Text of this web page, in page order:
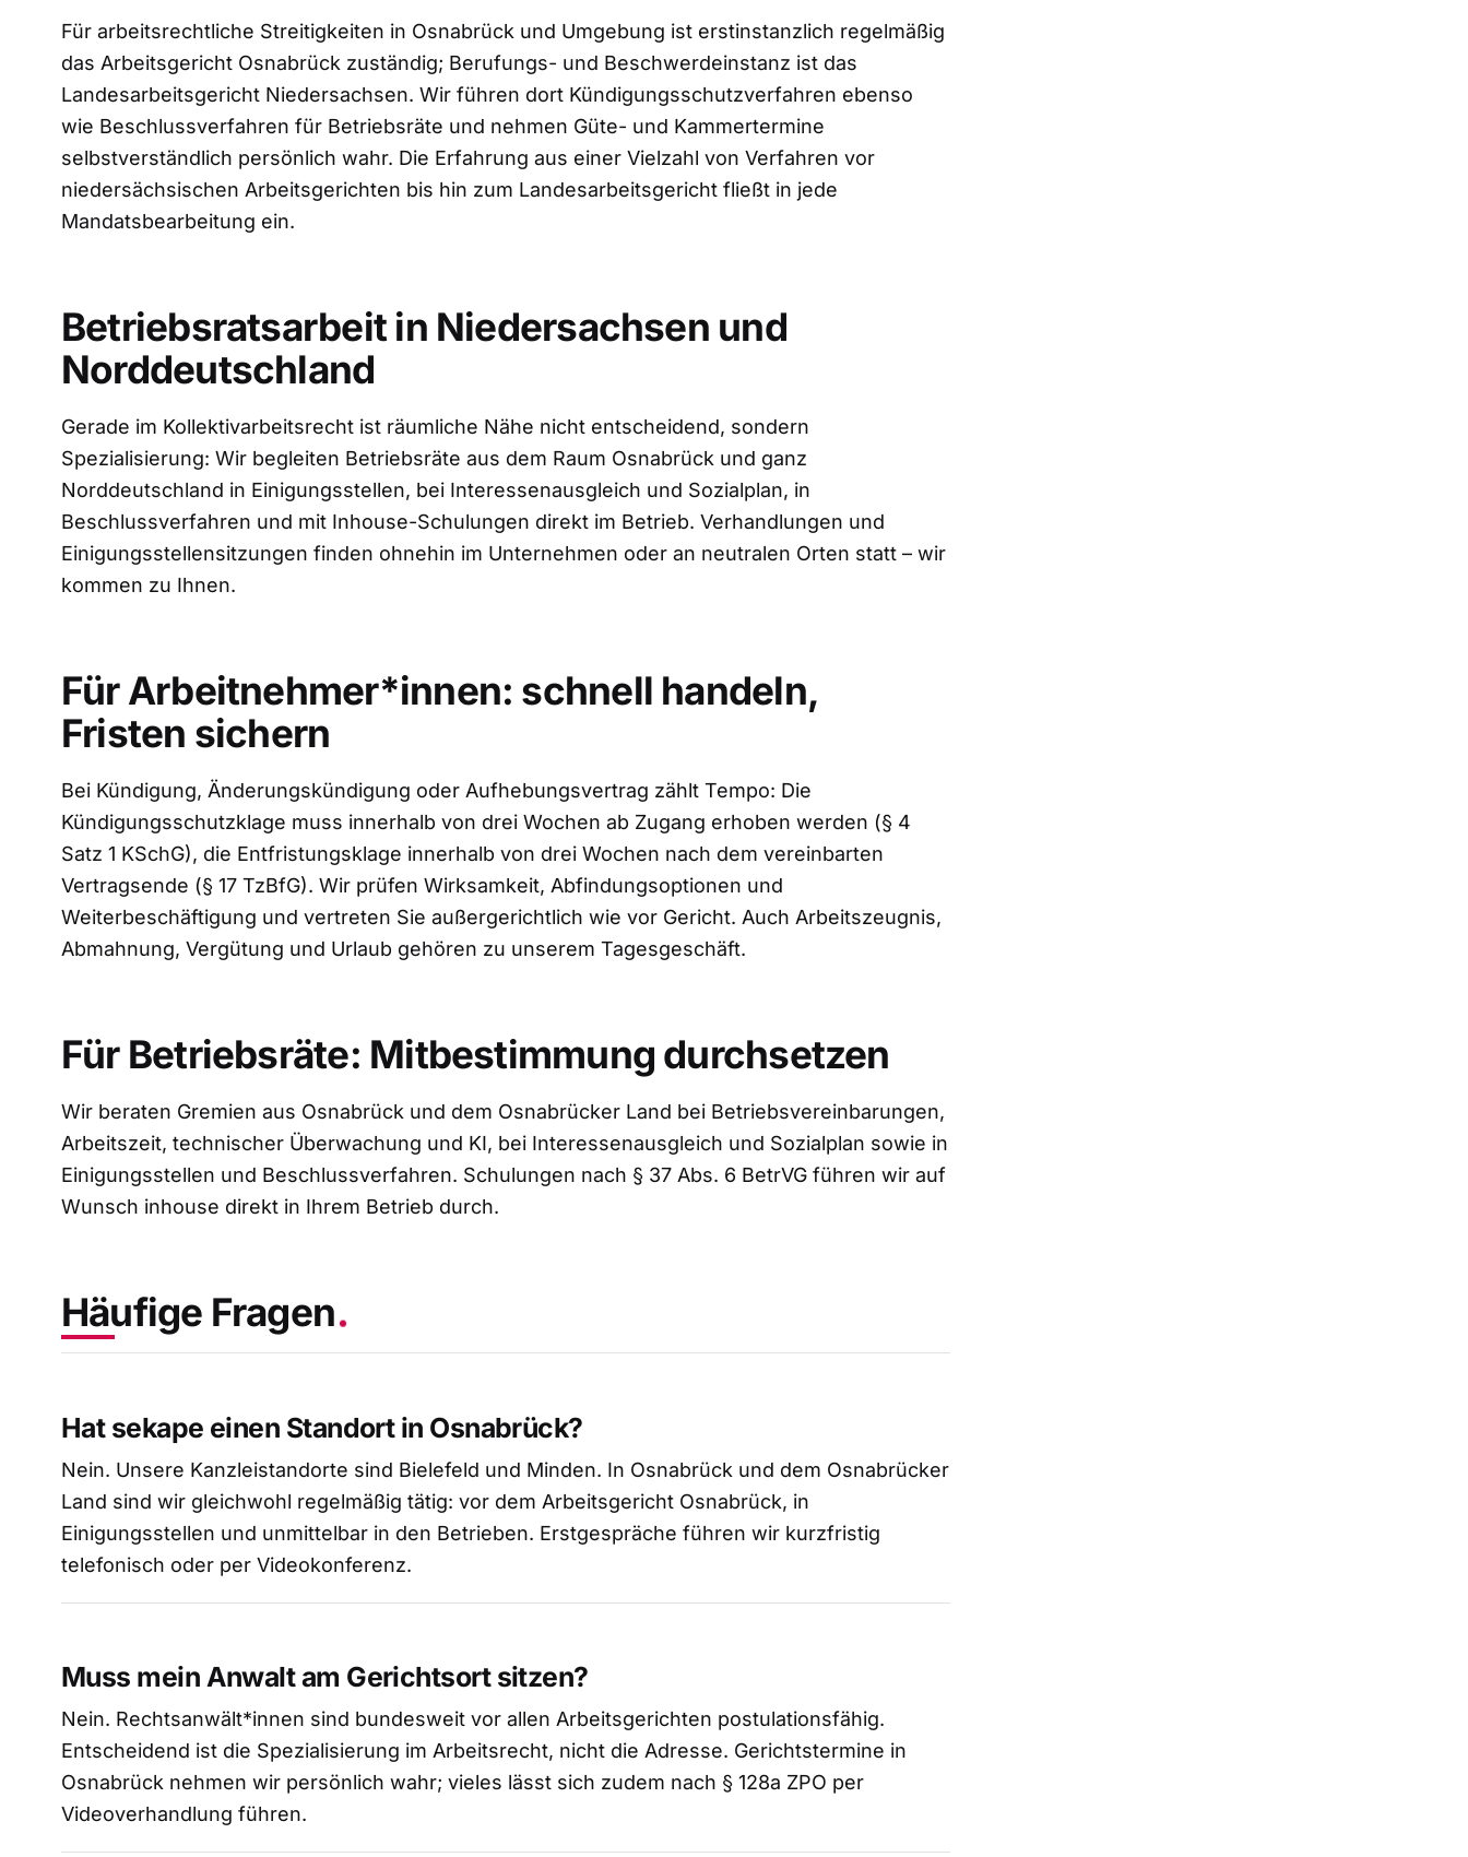
Für arbeitsrechtliche Streitigkeiten in Osnabrück und Umgebung ist erstinstanzlich regelmäßig
das Arbeitsgericht Osnabrück zuständig; Berufungs- und Beschwerdeinstanz ist das
Landesarbeitsgericht Niedersachsen. Wir führen dort Kündigungsschutzverfahren ebenso
wie Beschlussverfahren für Betriebsräte und nehmen Güte- und Kammertermine
selbstverständlich persönlich wahr. Die Erfahrung aus einer Vielzahl von Verfahren vor
niedersächsischen Arbeitsgerichten bis hin zum Landesarbeitsgericht fließt in jede
Mandatsbearbeitung ein.
Betriebsratsarbeit in Niedersachsen und
Norddeutschland
Gerade im Kollektivarbeitsrecht ist räumliche Nähe nicht entscheidend, sondern
Spezialisierung: Wir begleiten Betriebsräte aus dem Raum Osnabrück und ganz
Norddeutschland in Einigungsstellen, bei Interessenausgleich und Sozialplan, in
Beschlussverfahren und mit Inhouse-Schulungen direkt im Betrieb. Verhandlungen und
Einigungsstellensitzungen finden ohnehin im Unternehmen oder an neutralen Orten statt – wir
kommen zu Ihnen.
Für Arbeitnehmer*innen: schnell handeln,
Fristen sichern
Bei Kündigung, Änderungskündigung oder Aufhebungsvertrag zählt Tempo: Die
Kündigungsschutzklage muss innerhalb von drei Wochen ab Zugang erhoben werden (§ 4
Satz 1 KSchG), die Entfristungsklage innerhalb von drei Wochen nach dem vereinbarten
Vertragsende (§ 17 TzBfG). Wir prüfen Wirksamkeit, Abfindungsoptionen und
Weiterbeschäftigung und vertreten Sie außergerichtlich wie vor Gericht. Auch Arbeitszeugnis,
Abmahnung, Vergütung und Urlaub gehören zu unserem Tagesgeschäft.
Für Betriebsräte: Mitbestimmung durchsetzen
Wir beraten Gremien aus Osnabrück und dem Osnabrücker Land bei Betriebsvereinbarungen,
Arbeitszeit, technischer Überwachung und KI, bei Interessenausgleich und Sozialplan sowie in
Einigungsstellen und Beschlussverfahren. Schulungen nach § 37 Abs. 6 BetrVG führen wir auf
Wunsch inhouse direkt in Ihrem Betrieb durch.
Häufige Fragen
Hat sekape einen Standort in Osnabrück?
Nein. Unsere Kanzleistandorte sind Bielefeld und Minden. In Osnabrück und dem Osnabrücker
Land sind wir gleichwohl regelmäßig tätig: vor dem Arbeitsgericht Osnabrück, in
Einigungsstellen und unmittelbar in den Betrieben. Erstgespräche führen wir kurzfristig
telefonisch oder per Videokonferenz.
Muss mein Anwalt am Gerichtsort sitzen?
Nein. Rechtsanwält*innen sind bundesweit vor allen Arbeitsgerichten postulationsfähig.
Entscheidend ist die Spezialisierung im Arbeitsrecht, nicht die Adresse. Gerichtstermine in
Osnabrück nehmen wir persönlich wahr; vieles lässt sich zudem nach § 128a ZPO per
Videoverhandlung führen.